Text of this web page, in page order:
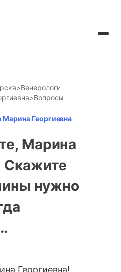
>Венерологи
>Вопросы
Марина Георгиевна
Марина
Скажите
нужно
Георгиевна!